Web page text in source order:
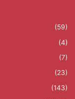
(59)
(4)
(7)
(23)
(143)